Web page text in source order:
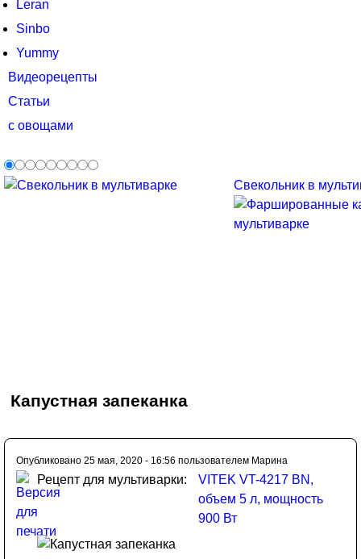
Leran
Sinbo
Yummy
Видеорецепты
Статьи
с овощами
Свекольник в
Капустная запеканка
Опубликовано 25 мая, 2020 - 16:56 пользователем Марина
Рецепт для мультиварки:
VITEK VT-4217 BN,
объем 5 л, мощность
900 Вт